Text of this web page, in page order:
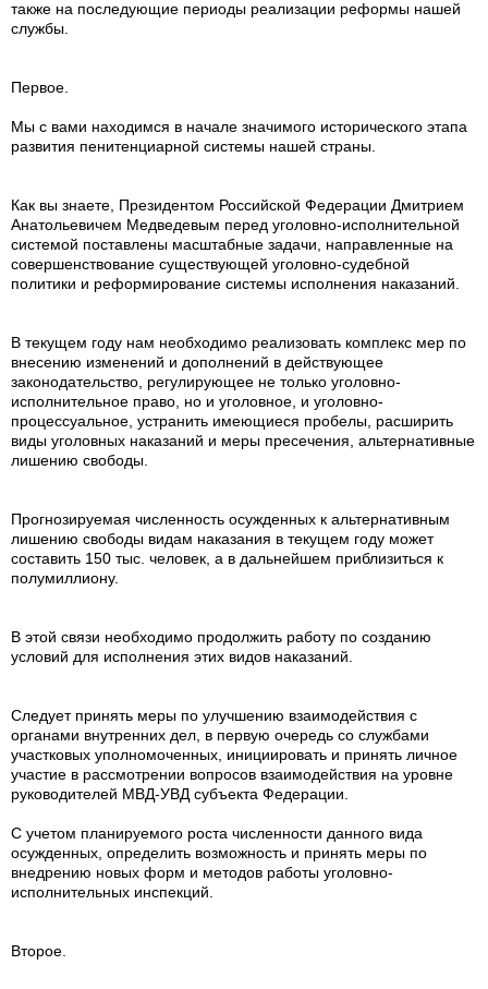
также на последующие периоды реализации реформы нашей
службы.
Первое.
Мы с вами находимся в начале значимого исторического этапа
развития пенитенциарной системы нашей страны.
Как вы знаете, Президентом Российской Федерации Дмитрием
Анатольевичем Медведевым перед уголовно-исполнительной
системой поставлены масштабные задачи, направленные на
совершенствование существующей уголовно-судебной
политики и реформирование системы исполнения наказаний.
В текущем году нам необходимо реализовать комплекс мер по
внесению изменений и дополнений в действующее
законодательство, регулирующее не только уголовно-
исполнительное право, но и уголовное, и уголовно-
процессуальное, устранить имеющиеся пробелы, расширить
виды уголовных наказаний и меры пресечения, альтернативные
лишению свободы.
Прогнозируемая численность осужденных к альтернативным
лишению свободы видам наказания в текущем году может
составить 150 тыс. человек, а в дальнейшем приблизиться к
полумиллиону.
В этой связи необходимо продолжить работу по созданию
условий для исполнения этих видов наказаний.
Следует принять меры по улучшению взаимодействия с
органами внутренних дел, в первую очередь со службами
участковых уполномоченных, инициировать и принять личное
участие в рассмотрении вопросов взаимодействия на уровне
руководителей МВД-УВД субъекта Федерации.
С учетом планируемого роста численности данного вида
осужденных, определить возможность и принять меры по
внедрению новых форм и методов работы уголовно-
исполнительных инспекций.
Второе.